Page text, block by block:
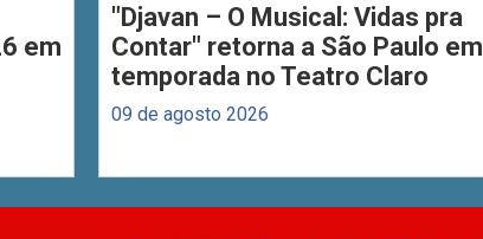
em
"Djavan – O Musical: Vidas pra
Contar" retorna a São Paulo em
temporada no Teatro Claro
09 de agosto 2026